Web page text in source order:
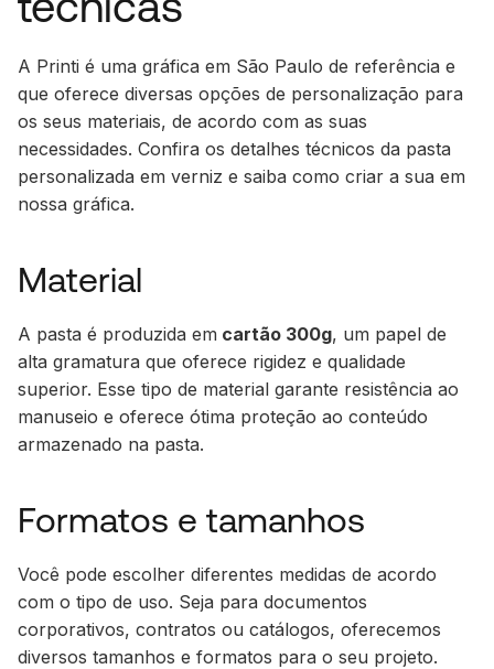
A Printi é uma gráfica em São Paulo de referência e
que oferece diversas opções de personalização para
os seus materiais, de acordo com as suas
necessidades. Confira os detalhes técnicos da pasta
personalizada em verniz e saiba como criar a sua em
nossa gráfica.
Material
A pasta é produzida em cartão 300g, um papel de
alta gramatura que oferece rigidez e qualidade
superior. Esse tipo de material garante resistência ao
manuseio e oferece ótima proteção ao conteúdo
armazenado na pasta.
Formatos e tamanhos
Você pode escolher diferentes medidas de acordo
com o tipo de uso. Seja para documentos
corporativos, contratos ou catálogos, oferecemos
diversos tamanhos e formatos para o seu projeto.